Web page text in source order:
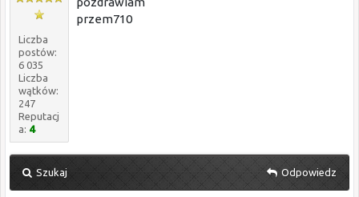
Liczba
postów:
6 035
Liczba
wątków:
247
Reputacj
a: 4
przem710
Szukaj Odpowiedz